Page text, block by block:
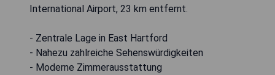
International Airport, 23 km entfernt.
- Zentrale Lage in East Hartford
- Nahezu zahlreiche Sehenswürdigkeiten
- Moderne Zimmerausstattung